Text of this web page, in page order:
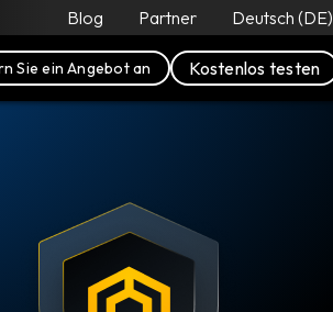
Blog Partner Deutsch (DE)
Sie ein Angebot an Kostenlos testen